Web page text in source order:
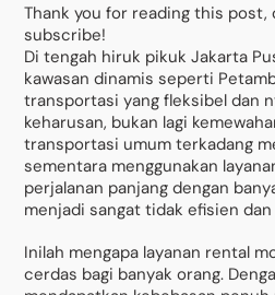
Thank you for reading this
subscribe!
Di tengah hiruk pikuk Jakarta
kawasan dinamis seperti
transportasi yang fleksibel dan
keharusan, bukan lagi
transportasi umum terkadang
sementara menggunakan
perjalanan panjang dengan
menjadi sangat tidak efisien dan
Inilah mengapa layanan rental
cerdas bagi banyak orang.